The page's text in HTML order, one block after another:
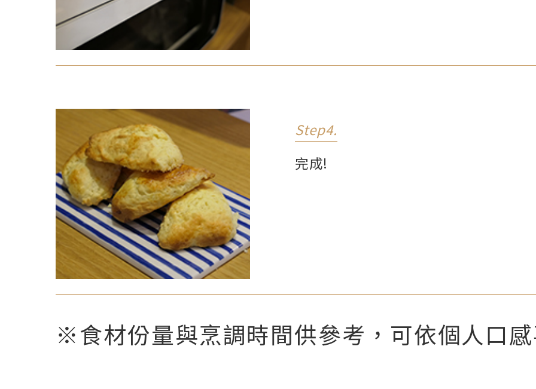
Step4.
完成!
※食材份量與烹調時間供參考，可依個人口